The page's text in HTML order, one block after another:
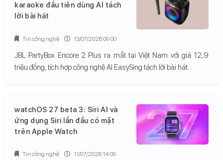
karaoke đầu tiên dùng AI tách
lời bài hát
JBL PartyBox Encore 2 Plus ra mắt tại Việt Nam với giá 12,9
triệu đồng, tích hợp công nghệ AI EasySing tách lời bài hát.
Tin công nghệ 13/07/2026 09:00
watchOS 27 beta 3: Siri AI và
ứng dụng Siri lần đầu có mặt
trên Apple Watch
Tin công nghệ 11/07/2026 14:00